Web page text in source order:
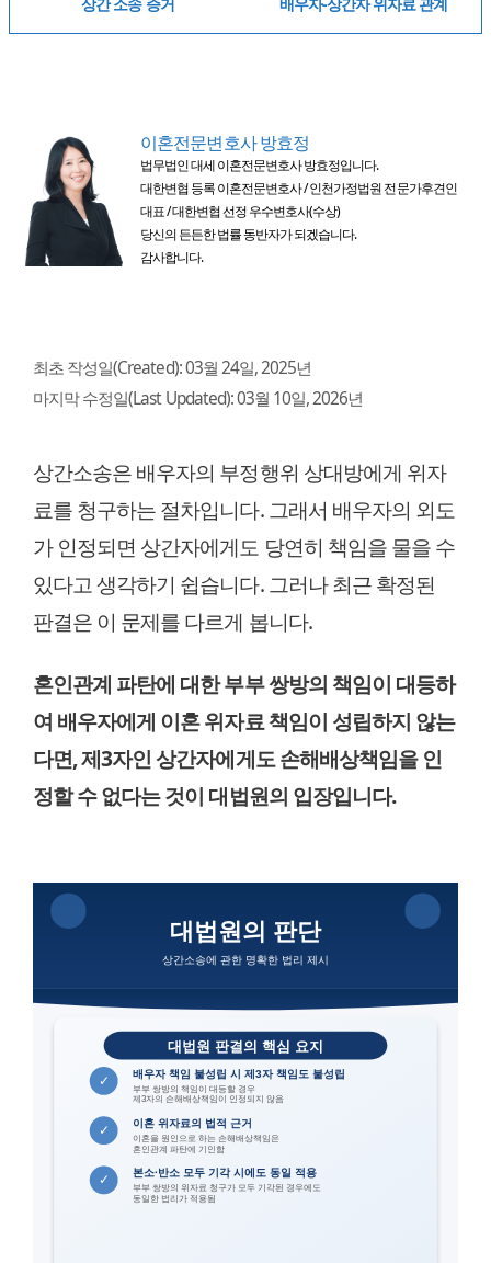
이혼전문변호사 방효정
법무법인 대세 이혼전문변호사 방효정입니다.
대한변협 등록 이혼전문변호사 / 인천가정법원 전문가후견인
대표 / 대한변협 선정 우수변호사(수상)
당신의 든든한 법률 동반자가 되겠습니다.
감사합니다.
최초 작성일(Created):03월 24일, 2025년
마지막 수정일(Last Updated):03월 10일, 2026년
상간소송은 배우자의 부정행위 상대방에게 위자
료를 청구하는 절차입니다. 그래서 배우자의 외도
가 인정되면 상간자에게도 당연히 책임을 물을 수
있다고 생각하기 쉽습니다. 그러나 최근 확정된
판결은 이 문제를 다르게 봅니다.
혼인관계 파탄에 대한 부부 쌍방의 책임이 대등하
여 배우자에게 이혼 위자료 책임이 성립하지 않는
다면, 제3자인 상간자에게도 손해배상책임을 인
정할 수 없다는 것이 대법원의 입장입니다.